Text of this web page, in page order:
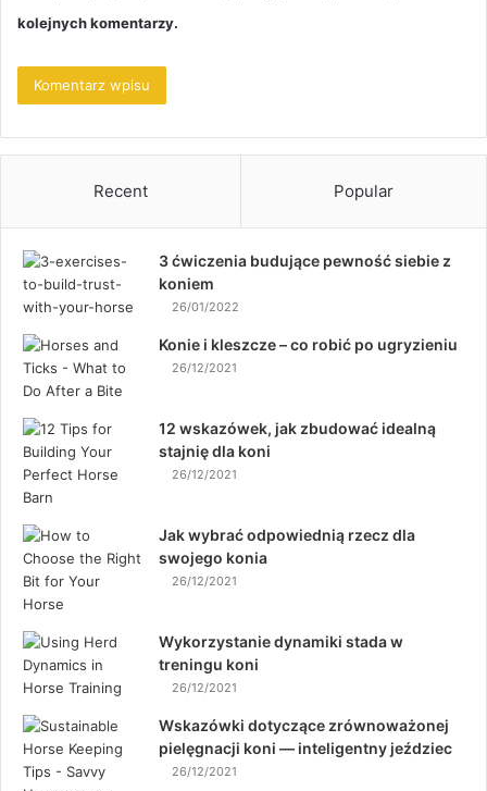
kolejnych komentarzy.
Recent Popular
3 ćwiczenia budujące pewność siebie z
koniem
26/01/2022
Konie i kleszcze – co robić po ugryzieniu
26/12/2021
12 wskazówek, jak zbudować idealną
stajnię dla koni
26/12/2021
Jak wybrać odpowiednią rzecz dla
swojego konia
26/12/2021
Wykorzystanie dynamiki stada w
treningu koni
26/12/2021
Wskazówki dotyczące zrównoważonej
pielęgnacji koni — inteligentny jeździec
26/12/2021